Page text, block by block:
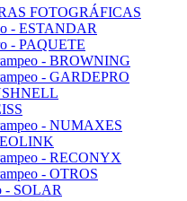
FOTOGRÁFICAS
- ESTANDAR
- PAQUETE
- BROWNING
- GARDEPRO
- NUMAXES
- RECONYX
- OTROS
- SOLAR